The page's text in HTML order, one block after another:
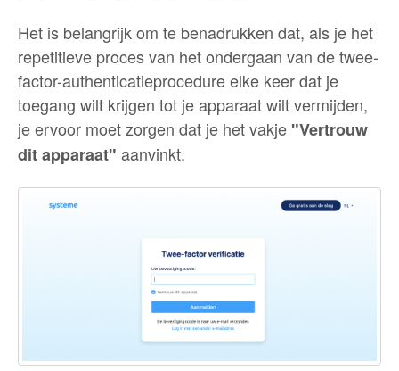
Het is belangrijk om te benadrukken dat, als je het
repetitieve proces van het ondergaan van de twee-
factor-authenticatieprocedure elke keer dat je
toegang wilt krijgen tot je apparaat wilt vermijden,
je ervoor moet zorgen dat je het vakje "Vertrouw
dit apparaat" aanvinkt.